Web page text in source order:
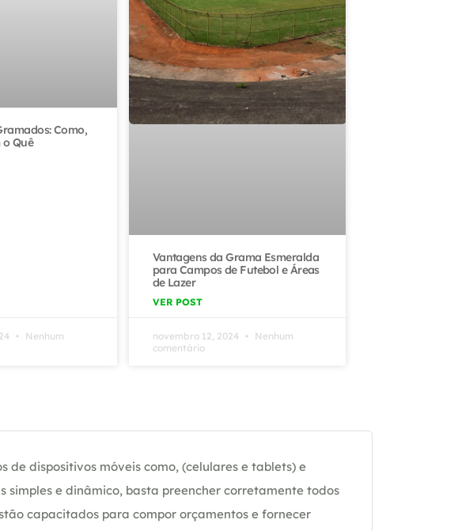
Como,
Quê
Nenhum
Vantagens da Grama Esmeralda
para Campos de Futebol e Áreas
de Lazer
VER POST
novembro 12, 2024
Nenhum
comentário
dispositivos móveis como, (celulares e tablets) e
simples e dinâmico, basta preencher corretamente todos
capacitados para compor orçamentos e fornecer